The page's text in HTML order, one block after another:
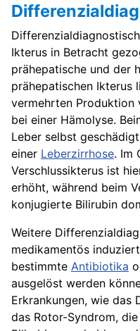
Ikterus in Betracht
prähepatische und der
prähepatischen Ikterus
vermehrten Produktion
bei einer Hämolyse.
Leber selbst
einer Leberzirrhose. Im
Verschlussikterus ist
erhöht, während beim
konjugierte Bilirubin
Weitere
medikamentös
bestimmte Antibiotika
ausgelöst werden
Erkrankungen, wie das
das Rotor-Syndrom,